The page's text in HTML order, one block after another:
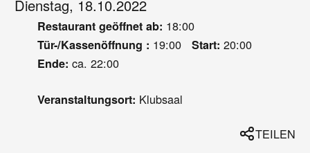
Dienstag, 18.10.2022
Restaurant geöffnet ab: 18:00
Tür-/Kassenöffnung : 19:00 Start: 20:00
Ende: ca. 22:00
Veranstaltungsort: Klubsaal
TEILEN